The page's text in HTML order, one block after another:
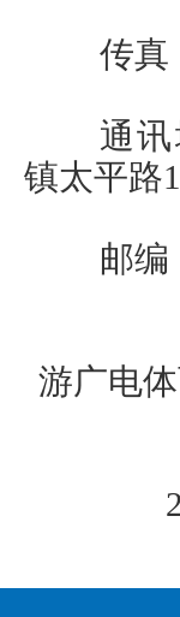
传真
通
镇太平路
邮编
游广电